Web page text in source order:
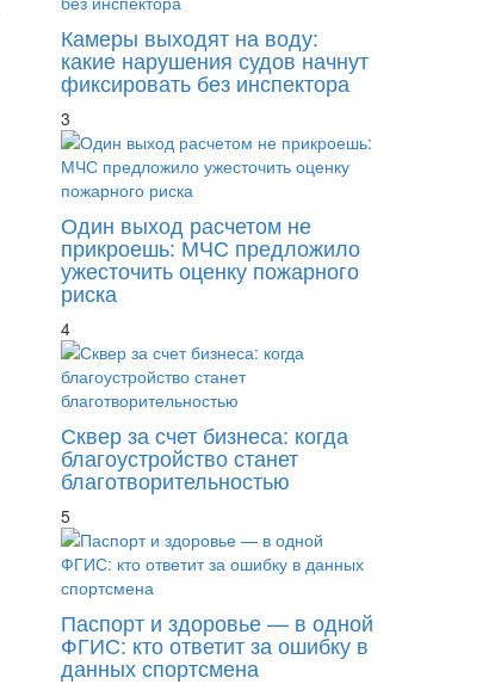
Камеры выходят на воду:
какие нарушения судов начнут
фиксировать без инспектора
3
Один выход расчетом не
прикроешь: МЧС предложило
ужесточить оценку пожарного
риска
4
Сквер за счет бизнеса: когда
благоустройство станет
благотворительностью
5
Паспорт и здоровье — в одной
ФГИС: кто ответит за ошибку в
данных спортсмена